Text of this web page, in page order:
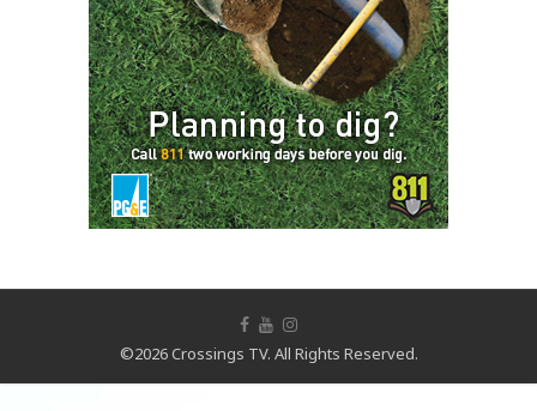
©2026 Crossings TV. All Rights Reserved.